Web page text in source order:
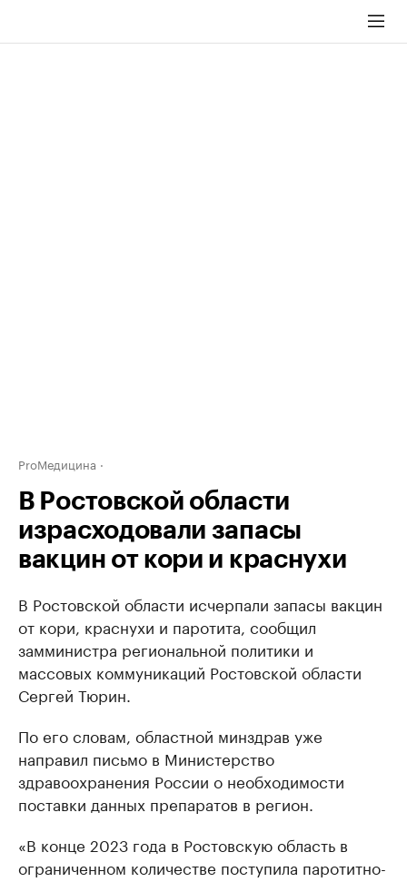
ProМедицина
В Ростовской области
израсходовали запасы
вакцин от кори и краснухи
В Ростовской области исчерпали запасы вакцин
от кори, краснухи и паротита, сообщил
замминистра региональной политики и
массовых коммуникаций Ростовской области
Сергей Тюрин.
По его словам, областной минздрав уже
направил письмо в Министерство
здравоохранения России о необходимости
поставки данных препаратов в регион.
«В конце 2023 года в Ростовскую область в
ограниченном количестве поступила паротитно-